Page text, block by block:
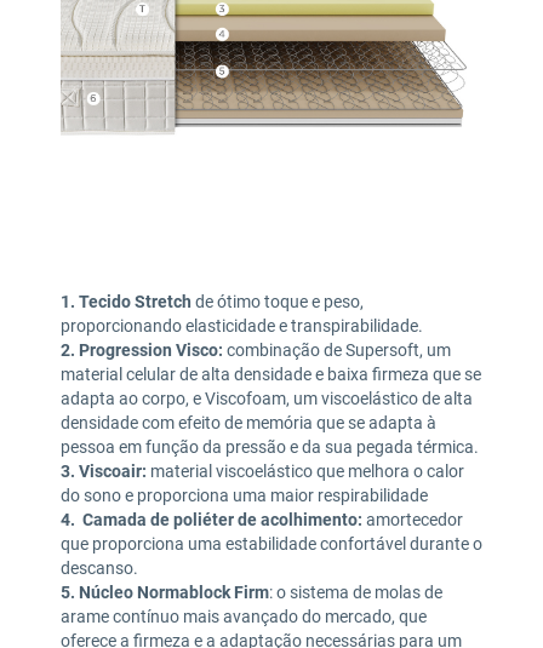
1. Tecido Stretch de ótimo toque e peso,
proporcionando elasticidade e transpirabilidade.
2. Progression Visco: combinação de Supersoft, um
material celular de alta densidade e baixa firmeza que se
adapta ao corpo, e Viscofoam, um viscoelástico de alta
densidade com efeito de memória que se adapta à
pessoa em função da pressão e da sua pegada térmica.
3. Viscoair: material viscoelástico que melhora o calor
do sono e proporciona uma maior respirabilidade
4. Camada de poliéter de acolhimento: amortecedor
que proporciona uma estabilidade confortável durante o
descanso.
5. Núcleo Normablock Firm: o sistema de molas de
arame contínuo mais avançado do mercado, que
oferece a firmeza e a adaptação necessárias para um